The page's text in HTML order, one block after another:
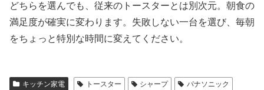
どちらを選んでも、従来のトースターとは別次元。朝食の
満足度が確実に変わります。失敗しない一台を選び、毎朝
をちょっと特別な時間に変えてください。
キッチン家電 トースター シャープ
パナソニック